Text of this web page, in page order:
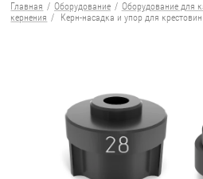
Главная / Оборудование / Оборудование для
кернения / Керн-насадка и упор для